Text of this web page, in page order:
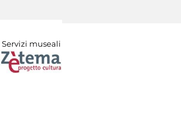
Servizi museali